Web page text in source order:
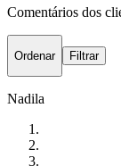
Comentários dos
Ordenar Filtrar
Nadila